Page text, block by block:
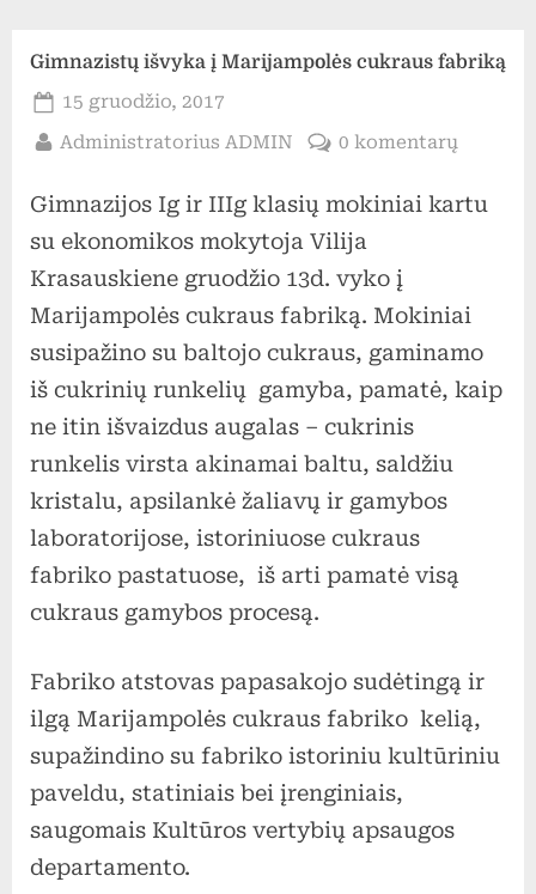
Gimnazistų išvyka į Marijampolės cukraus fabriką
Posted
on
15 gruodžio, 2017
By
Administratorius ADMIN 0 komentarų
išvyka
fabriką
Gimnazijos Ig ir IIIg klasių mokiniai kartu
su ekonomikos mokytoja Vilija
Krasauskiene gruodžio 13d. vyko į
Marijampolės cukraus fabriką. Mokiniai
susipažino su baltojo cukraus, gaminamo
iš cukrinių runkelių gamyba, pamatė, kaip
ne itin išvaizdus augalas – cukrinis
runkelis virsta akinamai baltu, saldžiu
kristalu, apsilankė žaliavų ir gamybos
laboratorijose, istoriniuose cukraus
fabriko pastatuose, iš arti pamatė visą
cukraus gamybos procesą.
Fabriko atstovas papasakojo sudėtingą ir
ilgą Marijampolės cukraus fabriko kelią,
supažindino su fabriko istoriniu kultūriniu
paveldu, statiniais bei įrenginiais,
saugomais Kultūros vertybių apsaugos
departamento.